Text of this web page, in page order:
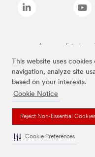
This website uses
navigation, analyze site
based on your interests.
Cookie Notice
Reject Non-Essential Cookies
Cookie Preferences
As marcas listadas a